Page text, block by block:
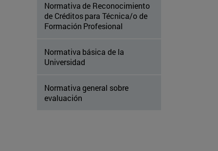
Normativa de Reconocimiento
de Créditos para Técnica/o de
Formación Profesional
Normativa básica de la
Universidad
Normativa general sobre
evaluación